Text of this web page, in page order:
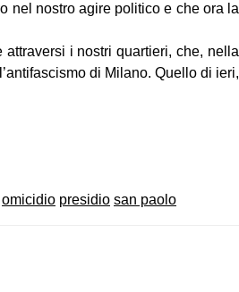
nel nostro agire politico e che ora la
i nostri quartieri, che, nella
di Milano. Quello di ieri,
omicidio presidio san paolo